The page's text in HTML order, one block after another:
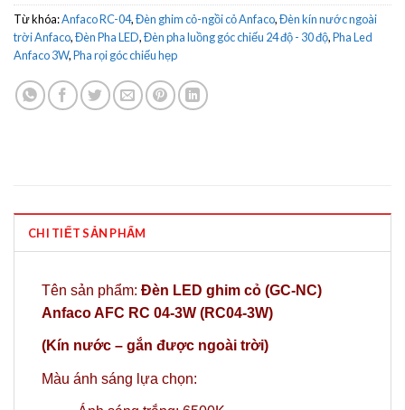
Từ khóa:Anfaco RC-04,Đèn ghim cỏ-ngồi cỏ Anfaco,Đèn kín nước ngoài
trời Anfaco,Đèn Pha LED,Đèn pha luồng góc chiếu 24 độ - 30 độ,Pha Led
Anfaco 3W,Pha rọi góc chiếu hẹp
CHI TIẾT SẢN PHẨM
Tên sản phẩm: Đèn LED ghim cỏ (GC-NC)
Anfaco AFC RC 04-3W (RC04-3W)
(Kín nước – gắn được ngoài trời)
Màu ánh sáng lựa chọn: